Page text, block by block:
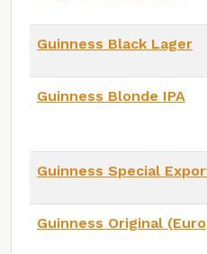
Guinness Black Lager
Guinness Blonde IPA
Guinness Special
Guinness Original